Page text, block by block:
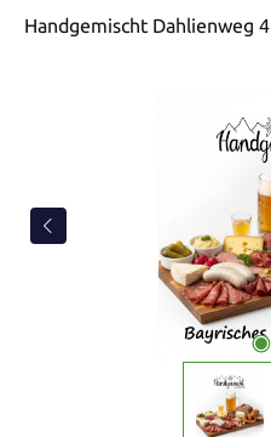
Handgemischt Dahlienweg 4